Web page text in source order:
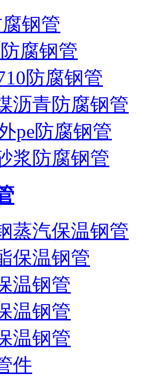
钢管
腐钢管
防腐钢管
沥青防腐钢管
pe防腐钢管
浆防腐钢管
蒸汽保温钢管
保温钢管
温钢管
温钢管
温钢管
件